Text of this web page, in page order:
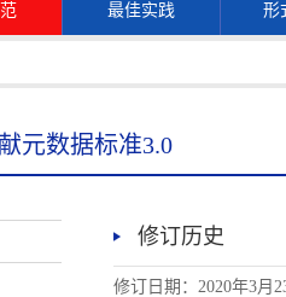
最佳实践 形
元数据标准3.0
修订历史
修订日期：2020年3月